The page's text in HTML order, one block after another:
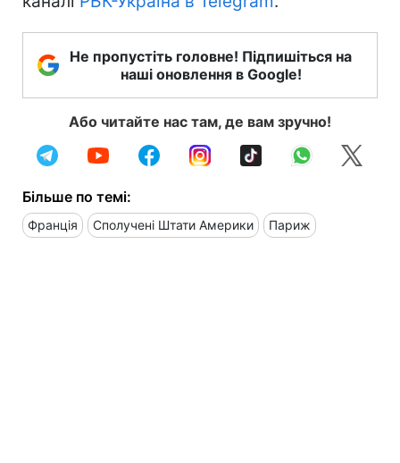
Не пропустіть головне! Підпишіться на
наші оновлення в Google!
Або читайте нас там, де вам зручно!
Більше по темі:
Франція Сполучені Штати Америки Париж